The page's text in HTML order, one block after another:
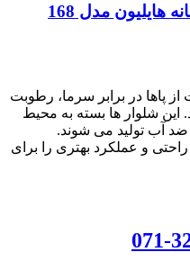
هایلیون مدل 168
پاها در برابر سرما، رطوبت
شلوار ها بسته به محیط
آب تولید می شوند.
و عملکرد بهتری را برای